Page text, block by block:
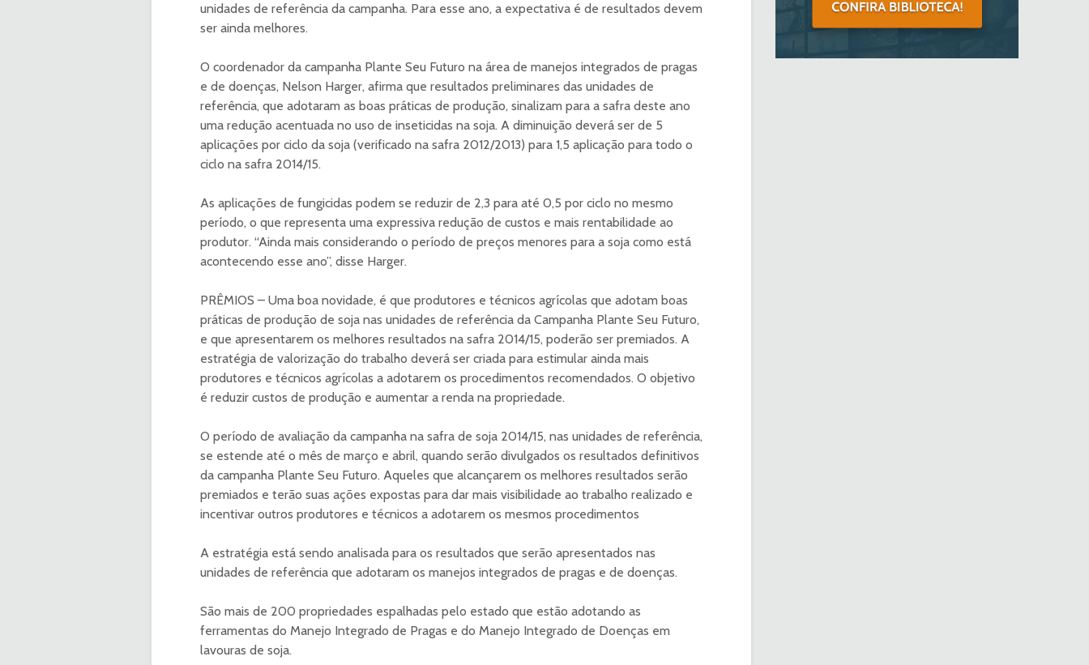
unidades de referência da campanha. Para esse ano, a expectativa é de resultados devem
ser ainda melhores.
O coordenador da campanha Plante Seu Futuro na área de manejos integrados de pragas
e de doenças, Nelson Harger, afirma que resultados preliminares das unidades de
referência, que adotaram as boas práticas de produção, sinalizam para a safra deste ano
uma redução acentuada no uso de inseticidas na soja. A diminuição deverá ser de 5
aplicações por ciclo da soja (verificado na safra 2012/2013) para 1,5 aplicação para todo o
ciclo na safra 2014/15.
As aplicações de fungicidas podem se reduzir de 2,3 para até 0,5 por ciclo no mesmo
período, o que representa uma expressiva redução de custos e mais rentabilidade ao
produtor. “Ainda mais considerando o período de preços menores para a soja como está
acontecendo esse ano”, disse Harger.
PRÊMIOS – Uma boa novidade, é que produtores e técnicos agrícolas que adotam boas
práticas de produção de soja nas unidades de referência da Campanha Plante Seu Futuro,
e que apresentarem os melhores resultados na safra 2014/15, poderão ser premiados. A
estratégia de valorização do trabalho deverá ser criada para estimular ainda mais
produtores e técnicos agrícolas a adotarem os procedimentos recomendados. O objetivo
é reduzir custos de produção e aumentar a renda na propriedade.
O período de avaliação da campanha na safra de soja 2014/15, nas unidades de referência,
se estende até o mês de março e abril, quando serão divulgados os resultados definitivos
da campanha Plante Seu Futuro. Aqueles que alcançarem os melhores resultados serão
premiados e terão suas ações expostas para dar mais visibilidade ao trabalho realizado e
incentivar outros produtores e técnicos a adotarem os mesmos procedimentos
A estratégia está sendo analisada para os resultados que serão apresentados nas
unidades de referência que adotaram os manejos integrados de pragas e de doenças.
São mais de 200 propriedades espalhadas pelo estado que estão adotando as
ferramentas do Manejo Integrado de Pragas e do Manejo Integrado de Doenças em
lavouras de soja.